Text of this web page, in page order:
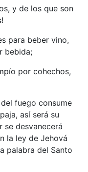
y de los que son
para beber vino,
bebida;
por cohechos,
fuego consume
así será su
desvanecerá
la ley de Jehová
palabra del Santo